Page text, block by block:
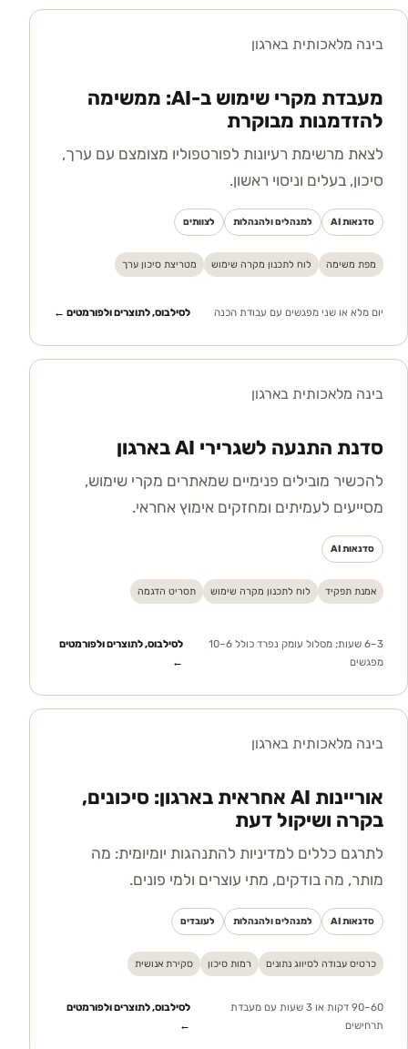
בינה מלאכותית בארגון
מעבדת מקרי שימוש ב-AI: ממשימה
להזדמנות מבוקרת
לצאת מרשימת רעיונות לפורטפוליו מצומצם עם ערך,
סיכון, בעלים וניסוי ראשון.
סדנאות AI למנהלים ולהנהלות לצוותים
מפת משימה לוח לתכנון מקרה שימוש מטריצת סיכון ערך
יום מלא או שני מפגשים עם עבודת הכנה לסילבוס, לתוצרים ולפורמטים ←
בינה מלאכותית בארגון
סדנת התנעה לשגרירי AI בארגון
להכשיר מובילים פנימיים שמאתרים מקרי שימוש,
מסייעים לעמיתים ומחזקים אימוץ אחראי.
סדנאות AI
אמנת תפקיד לוח לתכנון מקרה שימוש תסריט הדגמה
3–6 שעות; מסלול עומק נפרד כולל 6–10
מפגשים
לסילבוס, לתוצרים ולפורמטים
←
בינה מלאכותית בארגון
אוריינות AI אחראית בארגון: סיכונים,
בקרה ושיקול דעת
לתרגם כללים למדיניות להתנהגות יומיומית: מה
מותר, מה בודקים, מתי עוצרים ולמי פונים.
סדנאות AI למנהלים ולהנהלות לעובדים
כרטיס עבודה לסיווג נתונים רמות סיכון סקירת אנושית
60–90 דקות או 3 שעות עם מעבדת
תרחישים
לסילבוס, לתוצרים ולפורמטים
←